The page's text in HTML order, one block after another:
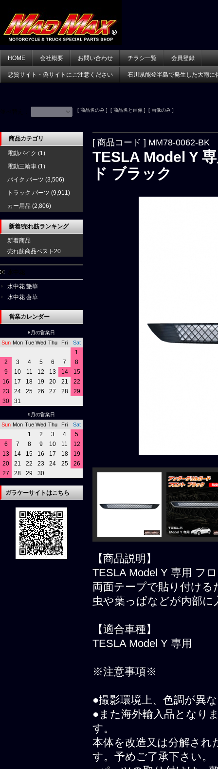
HOME 会社概要 お問い合わせ チラシ一覧 会員登録
悪質サイト・偽サイトにご注意ください 石川県能登半島で発生した大雨に
[ 商品名のみ ] [ 商品名と画像 ] [ 画像のみ ]
[ 商品コード ] MM78-0062-BK
TESLA Model Y
ド ブラック
【商品説明】
TESLA Model Y 専用 フ
両面テープで貼り付ける
虫や葉っぱなどが内部
【適合車種】
TESLA Model Y 専用
※注意事項※
●撮影環境上、色調が異
●また海外輸入品となり
す。
本体を改造又は分解され
す。予めご了承下さい。
商品カテゴリ
電動バイク (1)
電動三輪車 (1)
バイク パーツ (3,506)
トラック パーツ (9,911)
カー用品 (2,806)
新着/売れ筋ランキング
新着商品
売れ筋商品ベスト20
水中花 艶華
水中花 蒼華
営業カレンダー
8月の営業日
Sun Mon Tue Wed Thu Fri Sat
1
2
3 4 5 6 7
8
9
10 11 12 13 14
15
16
17 18 19 20 21
22
23
24 25 26 27 28
29
30
31
9月の営業日
Sun Mon Tue Wed Thu Fri Sat
1 2 3 4
5
6
7 8 9 10 11
12
13
14 15 16 17 18
19
20
21 22 23 24 25
26
27
28 29 30
ガラケーサイトはこちら